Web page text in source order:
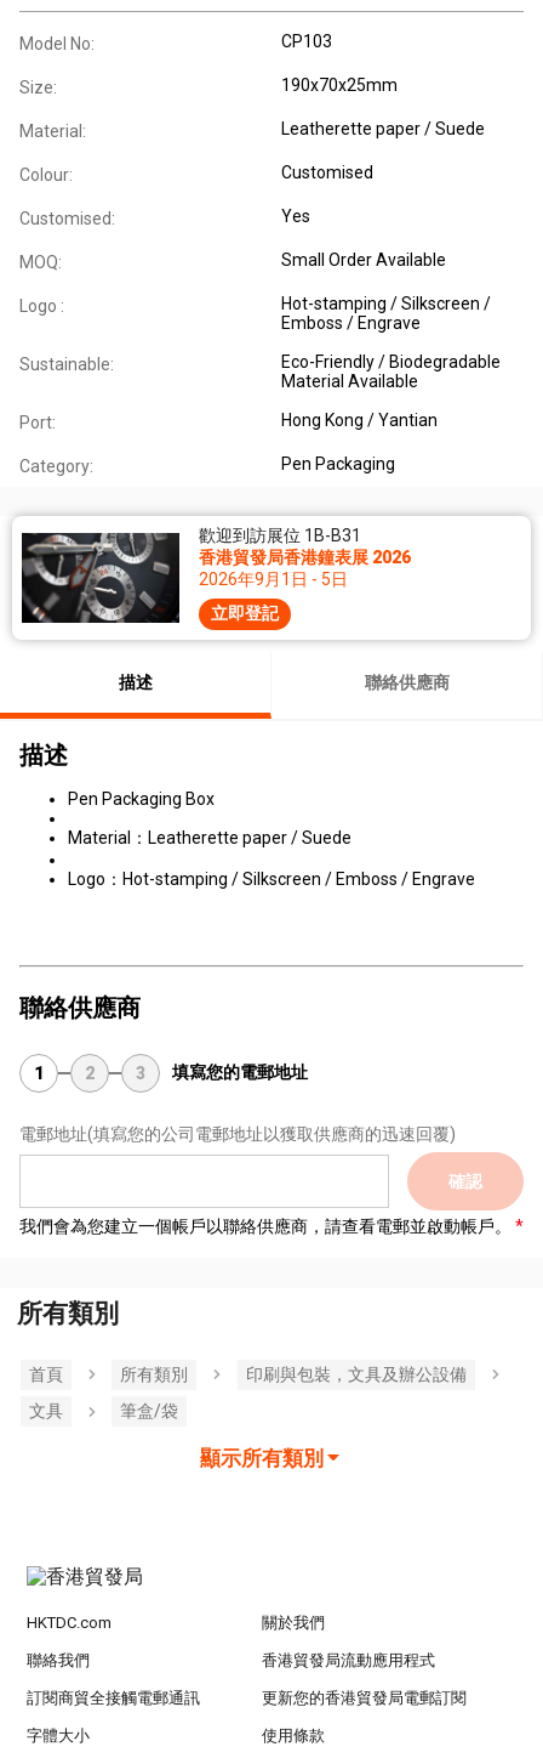
Model No: CP103
Size: 190x70x25mm
Material: Leatherette paper / Suede
Colour: Customised
Customised: Yes
MOQ: Small Order Available
Logo :
Hot-stamping / Silkscreen /
Emboss / Engrave
Sustainable:
Eco-Friendly / Biodegradable
Material Available
Port: Hong Kong / Yantian
Category: Pen Packaging
歡迎到訪展位 1B-B31
香港貿發局香港鐘表展 2026
2026年9月1日 - 5日
立即登記
描述 聯絡供應商
描述
Pen Packaging Box
Material：Leatherette paper / Suede
Logo：Hot-stamping / Silkscreen / Emboss / Engrave
聯絡供應商
1 2 3 填寫您的電郵地址
電郵地址(填寫您的公司電郵地址以獲取供應商的迅速回覆)
確認
我們會為您建立一個帳戶以聯絡供應商，請查看電郵並啟動帳戶。
所有類別
首頁 所有類別
印刷與包裝，文具及辦公設備
文具
筆盒/袋
顯示所有類別
HKTDC.com 關於我們
聯絡我們 香港貿發局流動應用程式
訂閱商貿全接觸電郵通訊 更新您的香港貿發局電郵訂閱
字體大小 使用條款